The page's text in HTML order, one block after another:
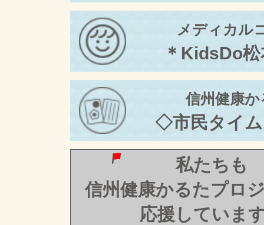
メディカル
＊KidsDo
信州健康
◇市民タイ
私たちも
信州健康かるたプロ
応援していま